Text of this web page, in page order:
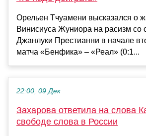
Орельен Тчуамени высказался о
Винисиуса Жуниора на расизм со
Джанлуки Престианни в начале
матча «Бенфика» – «Реал» (0:1...
22:00, 09 Дек
Захарова ответила на слова
свободе слова в России